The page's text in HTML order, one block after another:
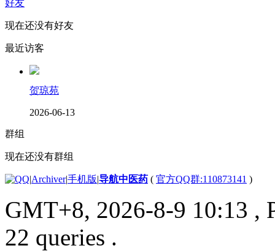
好友
现在还没有好友
最近访客
贺琼苑
2026-06-13
群组
现在还没有群组
|Archiver|手机版|导航中医药 ( 官方QQ群:110873141 )
GMT+8, 2026-8-9 10:13 ,
22 queries .